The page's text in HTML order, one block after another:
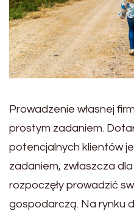
Prowadzenie własnej
prostym zadaniem.
potencjalnych klientów
zadaniem, zwłaszcza
rozpoczęły prowadzić
gospodarczą. Na rynku